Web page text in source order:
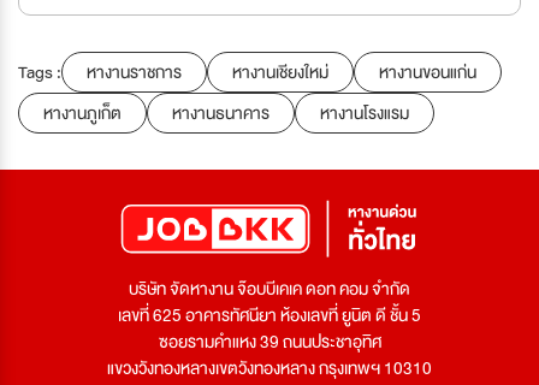
Tags : หางานราชการ หางานเชียงใหม่
หางานขอนแก่น
หางานภูเก็ต
หางานธนาคาร หางานโรงแรม
บริษัท จัดหางาน จ๊อบบีเคเค ดอท คอม จำกัด
เลขที่ 625 อาคารทัศนียา ห้องเลขที่ ยูนิต ดี ชั้น 5
ซอยรามคำแหง 39 ถนนประชาอุทิศ
แขวงวังทองหลางเขตวังทองหลาง กรุงเทพฯ 10310